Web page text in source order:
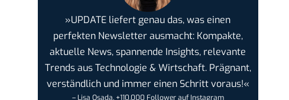
»UPDATE liefert genau das, was einen
perfekten Newsletter ausmacht: Kompakte,
aktuelle News, spannende Insights, relevante
Trends aus Technologie & Wirtschaft. Prägnant,
verständlich und immer einen Schritt voraus!«
– Lisa Osada, +110.000 Follower auf Instagram